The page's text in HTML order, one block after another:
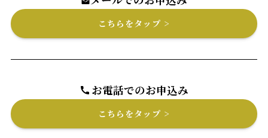
こちらをタップ >
お電話でのお申込み
こちらをタップ >